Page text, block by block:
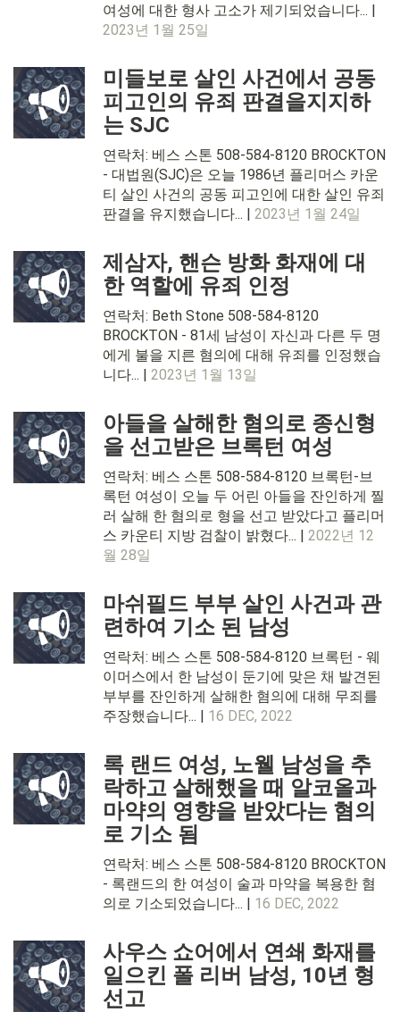
여성에 대한 형사 고소가 제기되었습니다... |
2023년 1월 25일
미들보로 살인 사건에서 공동
피고인의 유죄 판결을지지하
는 SJC
연락처: 베스 스톤 508-584-8120 BROCKTON
- 대법원(SJC)은 오늘 1986년 플리머스 카운
티 살인 사건의 공동 피고인에 대한 살인 유죄
판결을 유지했습니다... | 2023년 1월 24일
제삼자, 핸슨 방화 화재에 대
한 역할에 유죄 인정
연락처: Beth Stone 508-584-8120
BROCKTON - 81세 남성이 자신과 다른 두 명
에게 불을 지른 혐의에 대해 유죄를 인정했습
니다... | 2023년 1월 13일
아들을 살해한 혐의로 종신형
을 선고받은 브록턴 여성
연락처: 베스 스톤 508-584-8120 브록턴-브
록턴 여성이 오늘 두 어린 아들을 잔인하게 찔
러 살해 한 혐의로 형을 선고 받았다고 플리머
스 카운티 지방 검찰이 밝혔다... | 2022년 12
월 28일
마쉬필드 부부 살인 사건과 관
련하여 기소 된 남성
연락처: 베스 스톤 508-584-8120 브록턴 - 웨
이머스에서 한 남성이 둔기에 맞은 채 발견된
부부를 잔인하게 살해한 혐의에 대해 무죄를
주장했습니다... | 16 DEC, 2022
록 랜드 여성, 노웰 남성을 추
락하고 살해했을 때 알코올과
마약의 영향을 받았다는 혐의
로 기소 됨
연락처: 베스 스톤 508-584-8120 BROCKTON
- 록랜드의 한 여성이 술과 마약을 복용한 혐
의로 기소되었습니다... | 16 DEC, 2022
사우스 쇼어에서 연쇄 화재를
일으킨 폴 리버 남성, 10년 형
선고